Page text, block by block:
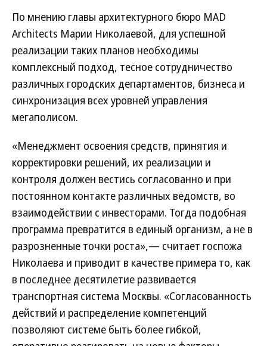
По мнению главы архитектурного бюро MAD
Architects Марии Николаевой, для успешной
реализации таких планов необходимы
комплексный подход, тесное сотрудничество
различных городских департаментов, бизнеса и
синхронизация всех уровней управления
мегаполисом.
«Менеджмент освоения средств, принятия и
корректировки решений, их реализации и
контроля должен вестись согласованно и при
постоянном контакте различных ведомств, во
взаимодействии с инвесторами. Тогда подобная
программа превратится в единый организм, а не в
разрозненные точки роста»,— считает госпожа
Николаева и приводит в качестве примера то, как
в последнее десятилетие развивается
транспортная система Москвы. «Согласованность
действий и распределение компетенций
позволяют системе быть более гибкой,